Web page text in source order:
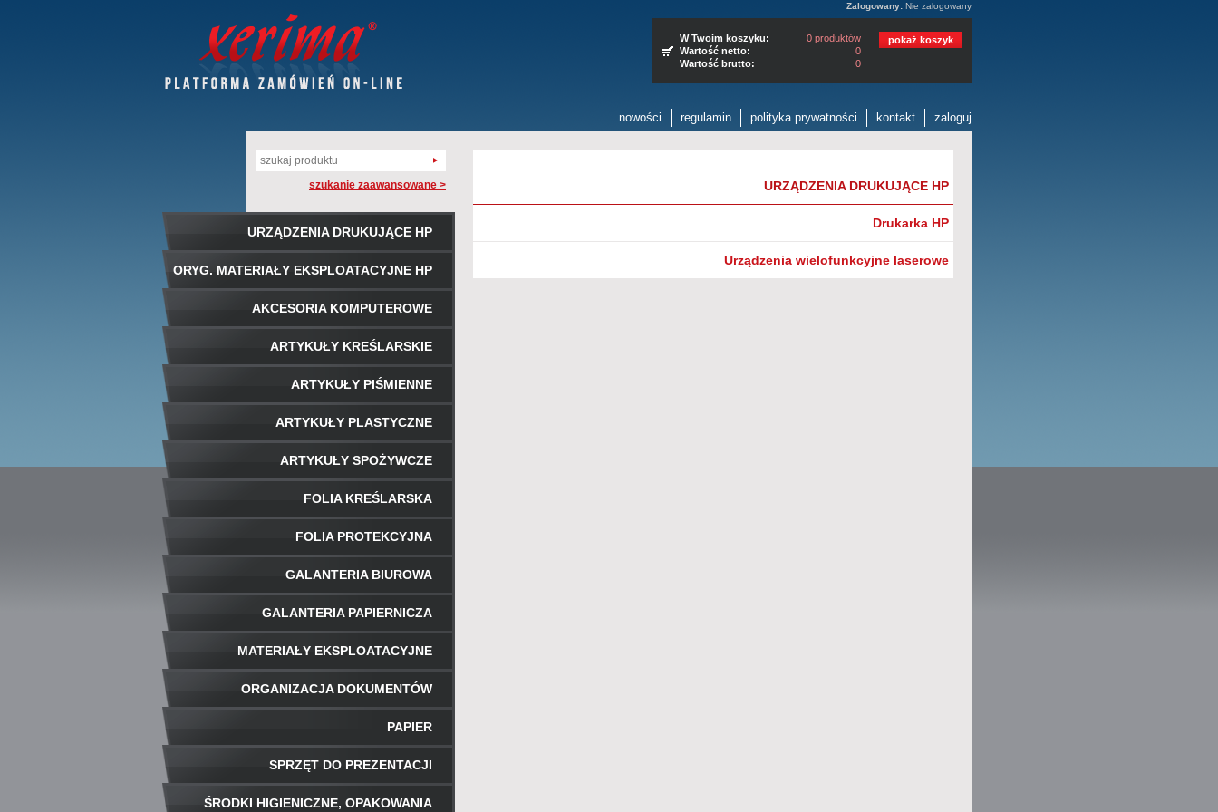
Zalogowany: Nie zalogowany
W Twoim koszyku:
0 produktów
Wartość netto:
0
Wartość brutto:
0
pokaż koszyk
nowości regulamin polityka prywatności kontakt zaloguj
szukanie zaawansowane >
URZĄDZENIA DRUKUJĄCE HP
ORYG. MATERIAŁY EKSPLOATACYJNE HP
AKCESORIA KOMPUTEROWE
ARTYKUŁY KREŚLARSKIE
ARTYKUŁY PIŚMIENNE
ARTYKUŁY PLASTYCZNE
ARTYKUŁY SPOŻYWCZE
FOLIA KREŚLARSKA
FOLIA PROTEKCYJNA
GALANTERIA BIUROWA
GALANTERIA PAPIERNICZA
MATERIAŁY EKSPLOATACYJNE
ORGANIZACJA DOKUMENTÓW
PAPIER
SPRZĘT DO PREZENTACJI
ŚRODKI HIGIENICZNE, OPAKOWANIA
URZĄDZENIA DRUKUJĄCE HP
Drukarka HP
Urządzenia wielofunkcyjne laserowe